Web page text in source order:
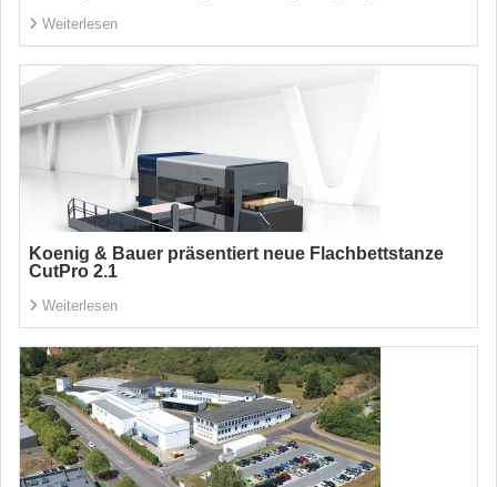
Weiterlesen
Koenig & Bauer präsentiert neue Flachbettstanze
CutPro 2.1
Weiterlesen